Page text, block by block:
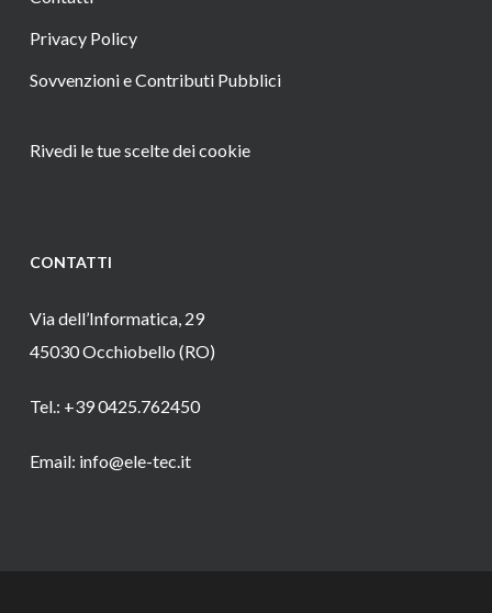
Privacy Policy
Sovvenzioni e Contributi Pubblici
Rivedi le tue scelte dei cookie
CONTATTI
Via dell’Informatica, 29
45030 Occhiobello (RO)
Tel.: +39 0425.762450
Email: info@ele-tec.it